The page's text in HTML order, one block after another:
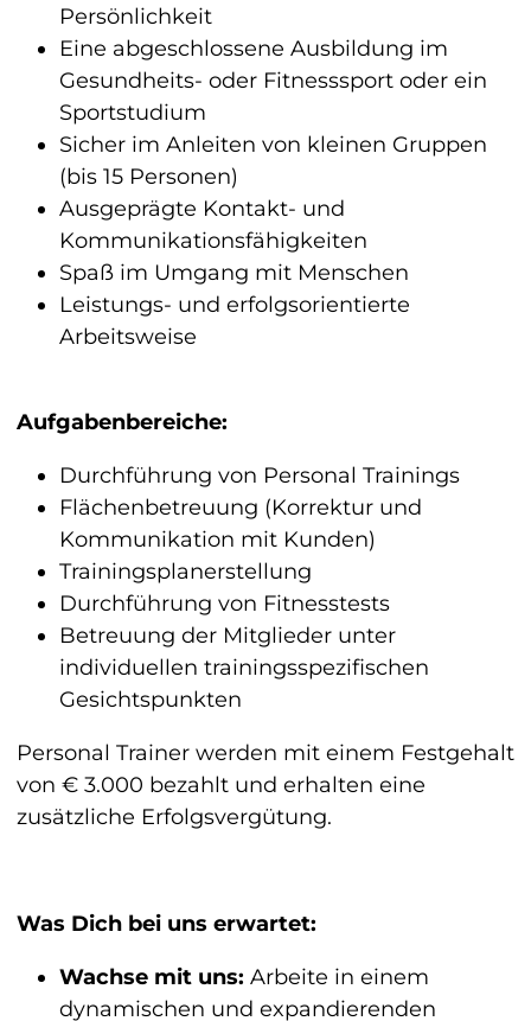
Persönlichkeit
Eine abgeschlossene Ausbildung im
Gesundheits- oder Fitnesssport oder ein
Sportstudium
Sicher im Anleiten von kleinen Gruppen
(bis 15 Personen)
Ausgeprägte Kontakt- und
Kommunikationsfähigkeiten
Spaß im Umgang mit Menschen
Leistungs- und erfolgsorientierte
Arbeitsweise
Aufgabenbereiche:
Durchführung von Personal Trainings
Flächenbetreuung (Korrektur und
Kommunikation mit Kunden)
Trainingsplanerstellung
Durchführung von Fitnesstests
Betreuung der Mitglieder unter
individuellen trainingsspezifischen
Gesichtspunkten
Personal Trainer werden mit einem Festgehalt
von € 3.000 bezahlt und erhalten eine
zusätzliche Erfolgsvergütung.
Was Dich bei uns erwartet:
Wachse mit uns: Arbeite in einem
dynamischen und expandierenden